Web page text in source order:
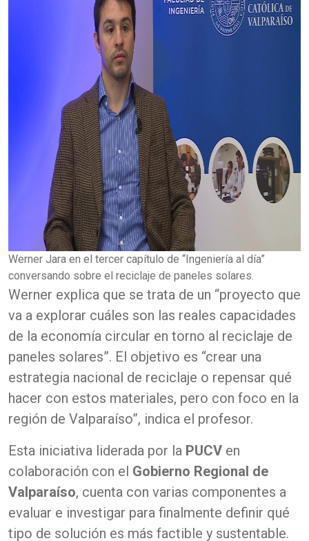
Werner Jara en el tercer capítulo de “Ingeniería al día”
conversando sobre el reciclaje de paneles solares.
Werner explica que se trata de un “proyecto que
va a explorar cuáles son las reales capacidades
de la economía circular en torno al reciclaje de
paneles solares”. El objetivo es “crear una
estrategia nacional de reciclaje o repensar qué
hacer con estos materiales, pero con foco en la
región de Valparaíso”, indica el profesor.
Esta iniciativa liderada por la PUCV en
colaboración con el Gobierno Regional de
Valparaíso, cuenta con varias componentes a
evaluar e investigar para finalmente definir qué
tipo de solución es más factible y sustentable.